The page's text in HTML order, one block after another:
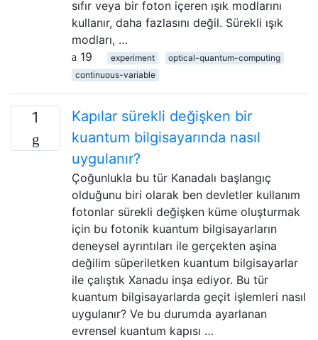
sıfır veya bir foton içeren ışık modlarını
kullanır, daha fazlasını değil. Sürekli ışık
modları, …
19
experiment
optical-quantum-computing
continuous-variable
1
Kapılar sürekli değişken bir
kuantum bilgisayarında nasıl
uygulanır?
Çoğunlukla bu tür Kanadalı başlangıç
olduğunu biri olarak ben devletler kullanım
fotonlar sürekli değişken küme oluşturmak
için bu fotonik kuantum bilgisayarların
deneysel ayrıntıları ile gerçekten aşina
değilim süperiletken kuantum bilgisayarlar
ile çalıştık Xanadu inşa ediyor. Bu tür
kuantum bilgisayarlarda geçit işlemleri nasıl
uygulanır? Ve bu durumda ayarlanan
evrensel kuantum kapısı …